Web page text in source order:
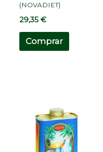
(NOVADIET)
29,35€
Comprar